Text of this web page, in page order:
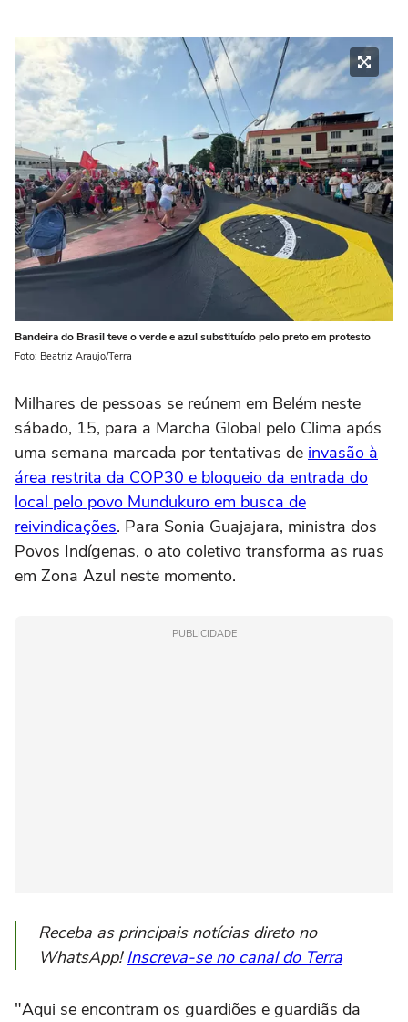
Bandeira do Brasil teve o verde e azul substituído pelo preto em protesto
Foto: Beatriz Araujo/Terra
Milhares de pessoas se reúnem em Belém neste
sábado, 15, para a Marcha Global pelo Clima após
uma semana marcada por tentativas de invasão à
área restrita da COP30 e bloqueio da entrada do
local pelo povo Mundukuro em busca de
reivindicações. Para Sonia Guajajara, ministra dos
Povos Indígenas, o ato coletivo transforma as ruas
em Zona Azul neste momento.
PUBLICIDADE
Receba as principais notícias direto no
WhatsApp!Inscreva-se no canal do Terra
"Aqui se encontram os guardiões e guardiãs da